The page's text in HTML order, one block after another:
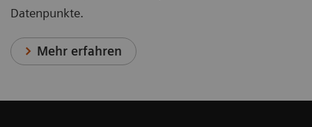
Datenpunkte.
Mehr erfahren